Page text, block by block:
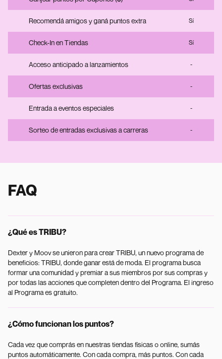
Recomendá amigos y ganá puntos extra Sí
Check-In en Tiendas Sí
Acceso anticipado a lanzamientos -
Ofertas exclusivas -
Entrada a eventos especiales -
Sorteo de entradas exclusivas a carreras -
FAQ
¿Qué es TRIBU?
Dexter y Moov se unieron para crear TRIBU, un nuevo programa de
beneficios: TRIBU, donde ganar está de moda. El programa busca
formar una comunidad y premiar a sus miembros por sus compras y
por todas las acciones que completen dentro del Programa. El ingreso
al Programa es gratuito.
¿Cómo funcionan los puntos?
Cada vez que comprás en nuestras tiendas físicas o online, sumás
puntos automáticamente. Con cada compra, más puntos. Con cada